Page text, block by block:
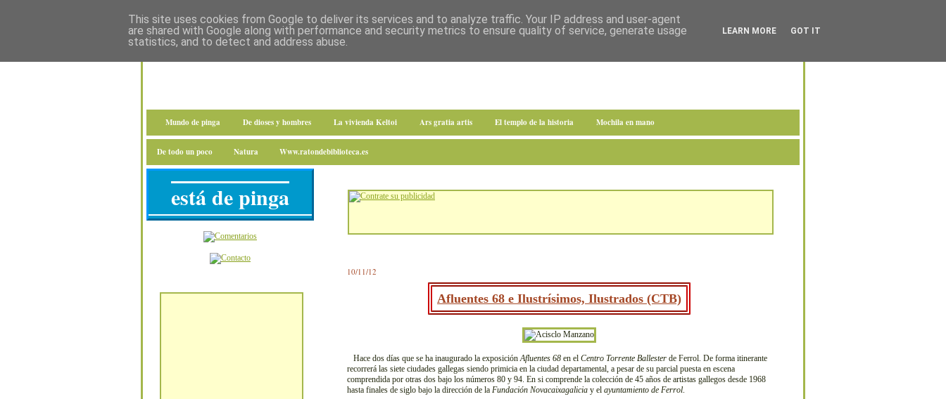
Mundo de pinga De dioses y hombres La vivienda Keltoi Ars gratia artis El templo de la historia Mochila en mano
De todo un poco Natura Www.ratondebiblioteca.es
10/11/12
Afluentes 68 e Ilustrísimos, Ilustrados (CTB)
Hace dos días que se ha inaugurado la exposiciónAfluentes 68 en el Centro Torrente Ballester de Ferrol. De forma itinerante
recorrerá las siete ciudades gallegas siendo primicia en la ciudad departamental, a pesar de su parcial puesta en escena
comprendida por otras dos bajo los números 80 y 94. En si comprende la colección de 45 años de artistas gallegos desde 1968
hasta finales de siglo bajo la dirección de la Fundación Novacaixagalicia y el ayuntamiento de Ferrol.
está de pinga
This site uses cookies from Google to deliver its services and to analyze traffic. Your IP address and user-agent
are shared with Google along with performance and security metrics to ensure quality of service, generate usage
statistics, and to detect and address abuse.
LEARN MORE GOT IT